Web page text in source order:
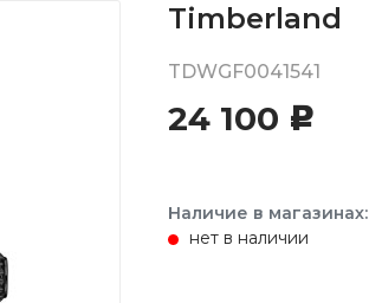
Timberland
TDWGF0041541
24 100 c
Наличие в магазинах:
нет в наличии